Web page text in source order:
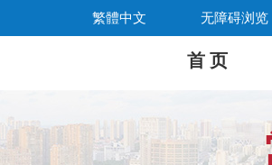
繁體中文 无障碍浏览
首 页